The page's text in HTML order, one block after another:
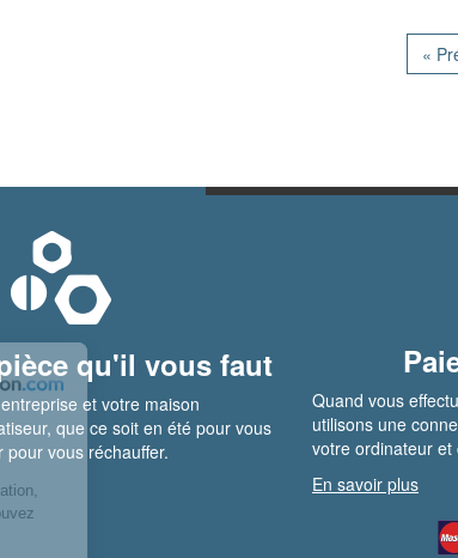
«
qu'il vous faut
et votre maison
que ce soit en été pour vous
vous réchauffer.
Quand vous
utilisons une
votre ordinateur
En savoir plus